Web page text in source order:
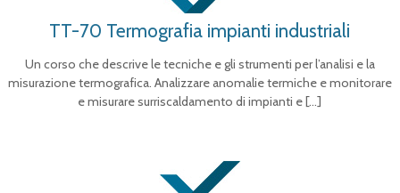
TT-70 Termografia impianti industriali
Un corso che descrive le tecniche e gli strumenti per l’analisi e la
misurazione termografica. Analizzare anomalie termiche e monitorare
e misurare surriscaldamento di impianti e[…]